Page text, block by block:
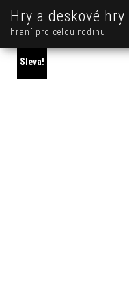
Hry a deskové hry
hraní pro celou rodinu
Sleva!